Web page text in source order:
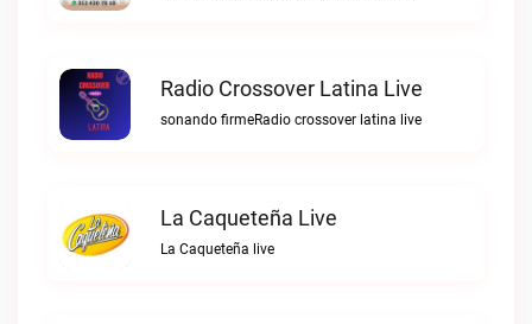
Radio Crossover Latina Live
sonando firmeRadio crossover latina live
La Caqueteña Live
La Caqueteña live